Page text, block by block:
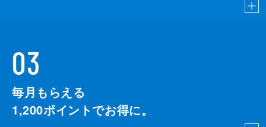
03
毎月もらえる
1,200ポイントでお得に。